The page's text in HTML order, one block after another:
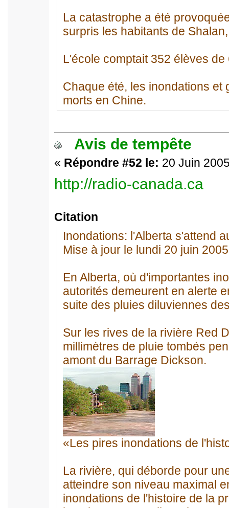
La catastrophe a été
surpris les habitants de
L'école comptait 352 élèves
Chaque été, les inondations et
morts en Chine.
Avis de tempête
« Répondre #52 le: 20 Juin
http://radio-canada.ca
Citation
Inondations: l'Alberta s'attend
Mise à jour le lundi 20 juin
En Alberta, où d'importantes
autorités demeurent en alerte
suite des pluies diluviennes
Sur les rives de la rivière Red
millimètres de pluie tombés
amont du Barrage Dickson.
«Les pires inondations de
La rivière, qui déborde pour
atteindre son niveau maximal
inondations de l'histoire de la